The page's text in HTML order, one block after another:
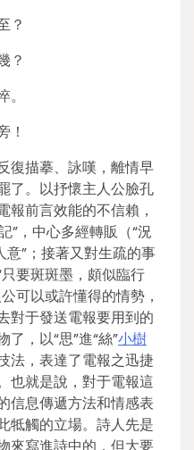
？
？
！
復描摹、詠嘆，離情早
了。以抒懷主人公臉孔
報前言效能的不信賴，
”，中心多經轉販（“況
意”；接著又對生疏的事
要斑斑墨，頗似臨行
可以或許懂得的情勢，
對于發送電報要用到的
，以“思”進“絲”小樹
法，表達了電報之迅捷
也就是說，對于電報這
信息傳遞方法和情感表
牴觸的立場。詩人先是